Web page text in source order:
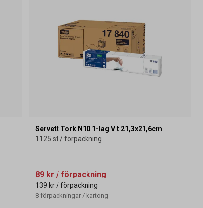
Servett Tork N10 1-lag Vit 21,3x21,6cm
1125 st / förpackning
89 kr / förpackning
139 kr/ förpackning
8 förpackningar / kartong